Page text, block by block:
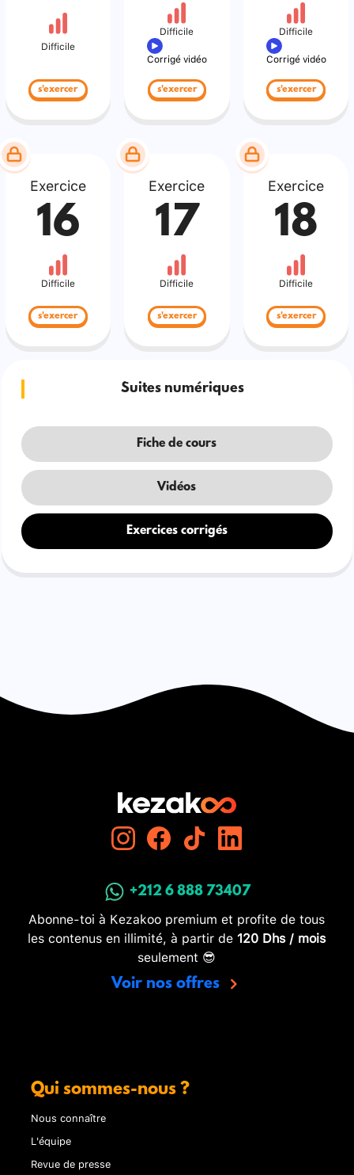
Difficile
s'exercer
Difficile
Corrigé vidéo
s'exercer
Difficile
Corrigé vidéo
s'exercer
Exercice
16
Difficile
s'exercer
Exercice
17
Difficile
s'exercer
Exercice
18
Difficile
s'exercer
Suites numériques
Fiche de cours
Vidéos
Exercices corrigés
+212 6 888 73407
Abonne-toi à Kezakoo premium et profite de tous
les contenus en illimité, à partir de 120 Dhs / mois
seulement 😎
Voir nos offres
Qui sommes-nous ?
Nous connaître
L'équipe
Revue de presse